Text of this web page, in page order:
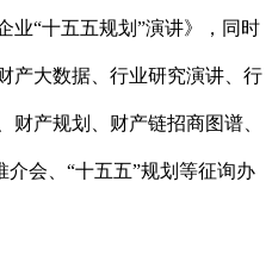
业“十五五规划”演讲》，同时
产大数据、行业研究演讲、行
财产规划、财产链招商图谱、
会、“十五五”规划等征询办